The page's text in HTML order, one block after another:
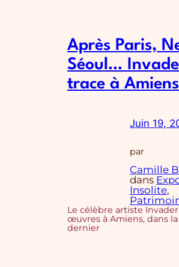
Après Paris,
Séoul…
trace à Amiens
Juin 19,
par
Camille
dans
Insolite
Le célèbre artiste
œuvres à Amiens, dans la
dernier